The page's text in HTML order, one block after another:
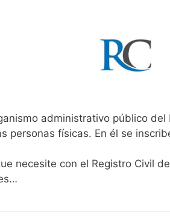
administrativo público
personas físicas. En él se
necesite con el Registro Civil